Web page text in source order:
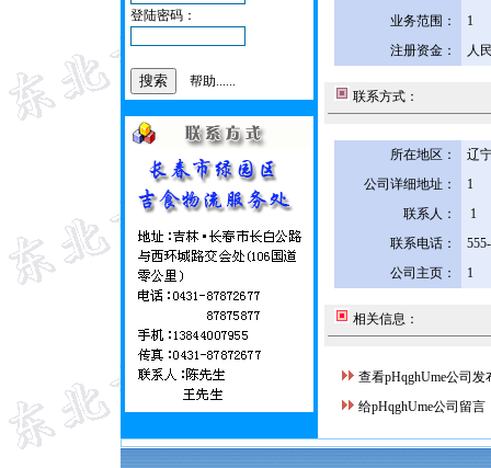
登陆密码：
帮助......
业务范围：
1
注册资金：
人
联系方式：
所在地区：
辽
公司详细地址：
1
联系人：
1
联系电话：
公司主页：
1
相关信息：
查看pHqghUme公司发
给pHqghUme公司留言